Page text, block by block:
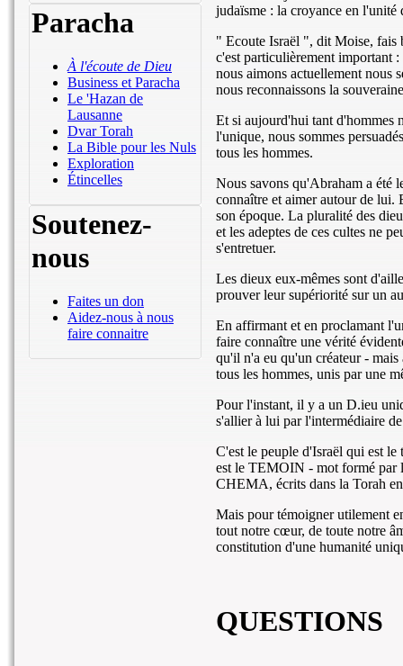
Paracha
À l'écoute de Dieu
Business et Paracha
Le 'Hazan de
Lausanne
Dvar Torah
La Bible pour les Nuls
Exploration
Étincelles
Soutenez-
nous
Faites un don
Aidez-nous à nous
faire connaitre
judaïsme : la croyance en l'unité
" Ecoute Israël ", dit Moise, fais
c'est particulièrement important
nous aimons actuellement nous
nous reconnaissons la
Et si aujourd'hui tant d'hommes
l'unique, nous sommes
tous les hommes.
Nous savons qu'Abraham a été
connaître et aimer autour de lui.
son époque. La pluralité des
et les adeptes de ces cultes ne
s'entretuer.
Les dieux eux-mêmes sont
prouver leur supériorité sur un
En affirmant et en proclamant
faire connaître une vérité
qu'il n'a eu qu'un créateur -
tous les hommes, unis par une
Pour l'instant, il y a un D.ieu
s'allier à lui par l'intermédiaire
C'est le peuple d'Israël qui est
est le TEMOIN - mot formé par
CHEMA, écrits dans la Torah
Mais pour témoigner utilement
tout notre cœur, de toute notre
constitution d'une humanité
QUESTIONS